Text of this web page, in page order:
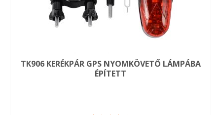
TK906 KERÉKPÁR GPS NYOMKÖVETŐ LÁMPÁBA
ÉPÍTETT